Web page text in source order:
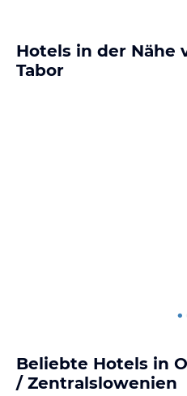
Hotels in der Nähe
Tabor
Beliebte Hotels in
/ Zentralslowenien